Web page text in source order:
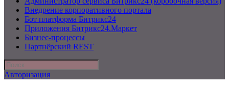
Внедрение корпоративного портала
Бот платформа Битрикс24
Приложения Битрикс24.Маркет
Бизнес-процессы
Партнёрский REST
Авторизация